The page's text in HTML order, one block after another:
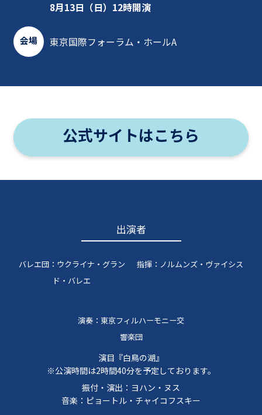
8月13日（日）12時開演
会場 東京国際フォーラム・ホールA
公式サイトはこちら
出演者
バレエ団：ウクライナ・グラン
ド・バレエ
指揮：ノルムンズ・ヴァイシス
演奏：東京フィルハーモニー交
響楽団
演目『白鳥の湖』
※公演時間は2時間40分を予定しております。
振付・演出：ヨハン・ヌス
音楽：ピョートル・チャイコフスキー